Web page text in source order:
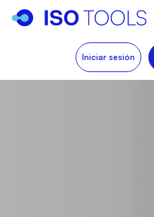
Iniciar sesión